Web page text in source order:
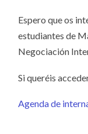
Espero que os
estudiantes de
Negociación
Si queréis
Agenda de